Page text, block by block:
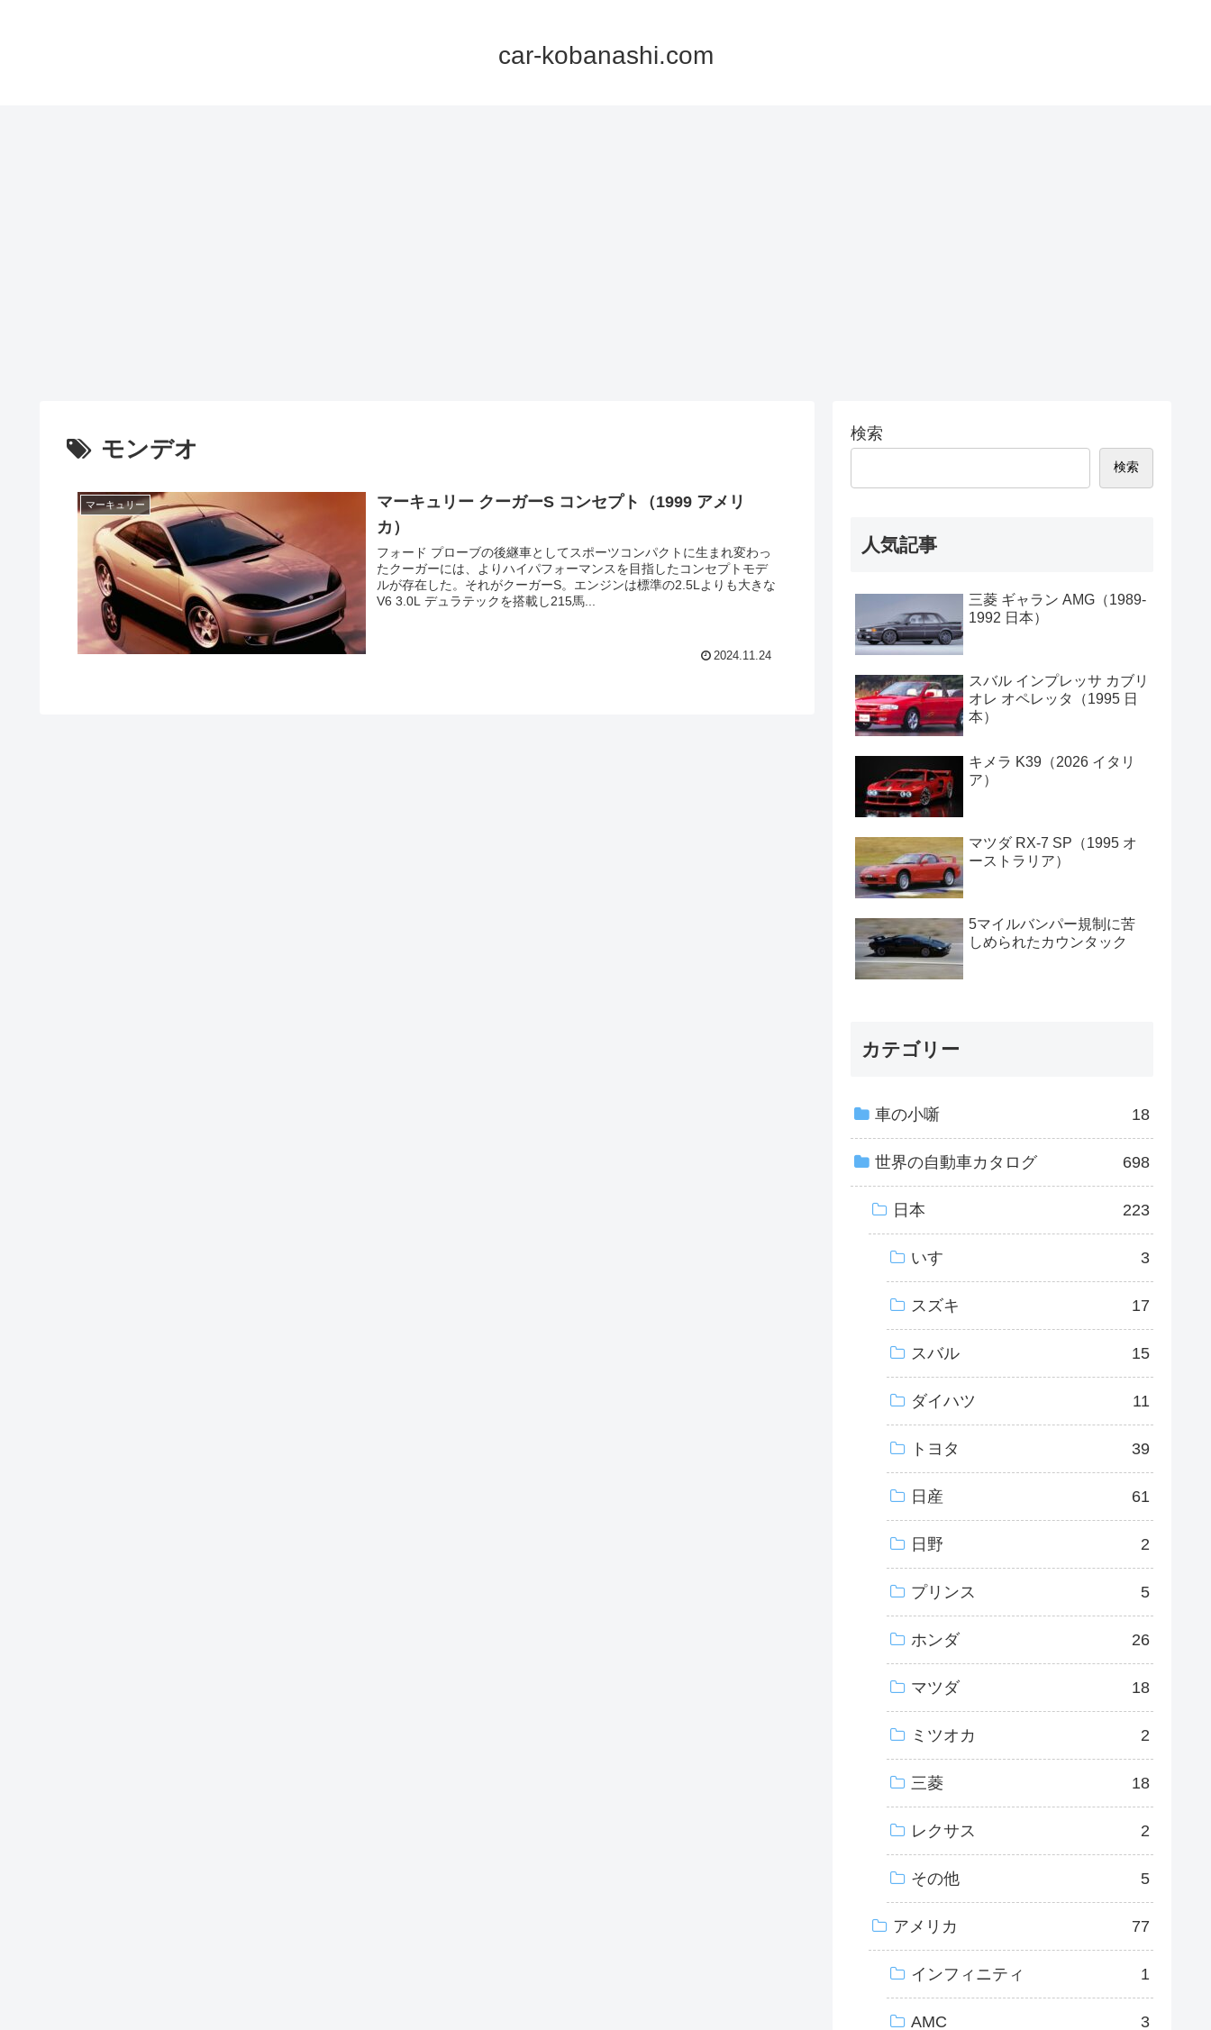
car-kobanashi.com
モンデオ
マーキュリー
マーキュリー クーガーS コンセプト（1999 アメリ
カ）
フォード プローブの後継車としてスポーツコンパクトに生まれ変わっ
たクーガーには、よりハイパフォーマンスを目指したコンセプトモデ
ルが存在した。それがクーガーS。エンジンは標準の2.5Lよりも大きな
V6 3.0L デュラテックを搭載し215馬...
2024.11.24
検索
検索
人気記事
三菱 ギャラン AMG（1989-
1992 日本）
スバル インプレッサ カブリ
オレ オペレッタ（1995 日
本）
キメラ K39（2026 イタリ
ア）
マツダ RX-7 SP（1995 オ
ーストラリア）
5マイルバンパー規制に苦
しめられたカウンタック
カテゴリー
車の小噺 18
世界の自動車カタログ 698
日本 223
いすゞ 3
スズキ 17
スバル 15
ダイハツ 11
トヨタ 39
日産 61
日野 2
プリンス 5
ホンダ 26
マツダ 18
ミツオカ 2
三菱 18
レクサス 2
その他 5
アメリカ 77
インフィニティ 1
AMC 3